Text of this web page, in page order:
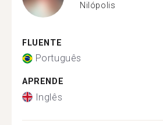
Nilópolis
FLUENTE
Português
APRENDE
Inglês